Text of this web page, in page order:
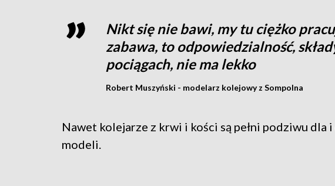
Nikt się nie bawi, my tu ciężko
zabawa, to odpowiedzialność,
pociągach, nie ma lekko
Robert Muszyński - modelarz kolejowy z Sompolna
Nawet kolejarze z krwi i kości są pełni podziwu dla
modeli.